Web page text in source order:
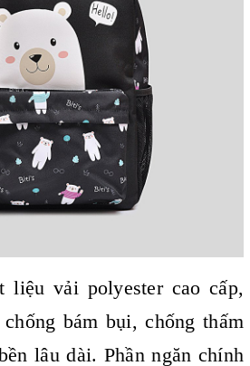
vải polyester cao cấp,
bám bụi, chống thấm
lâu dài. Phần ngăn chính